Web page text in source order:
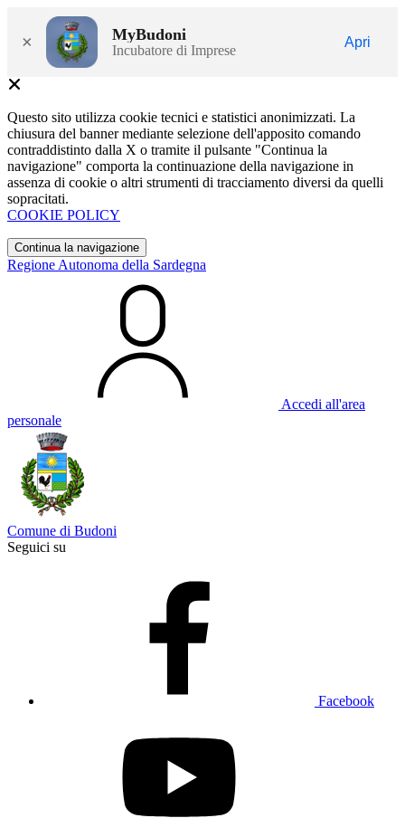
× MyBudoni
Incubatore di Imprese
Apri
Questo sito utilizza cookie tecnici e statistici anonimizzati. La
chiusura del banner mediante selezione dell'apposito comando
contraddistinto dalla X o tramite il pulsante "Continua la
navigazione" comporta la continuazione della navigazione in
assenza di cookie o altri strumenti di tracciamento diversi da quelli
sopracitati.
COOKIE POLICY
Continua la navigazione
Regione Autonoma della Sardegna
Accedi all'area
personale
Comune di Budoni
Seguici su
Facebook